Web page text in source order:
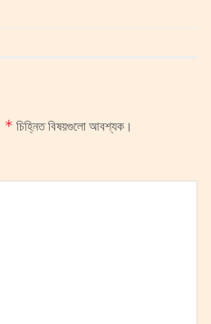
* চিহ্নিত বিষয়গুলো আবশ্যক।